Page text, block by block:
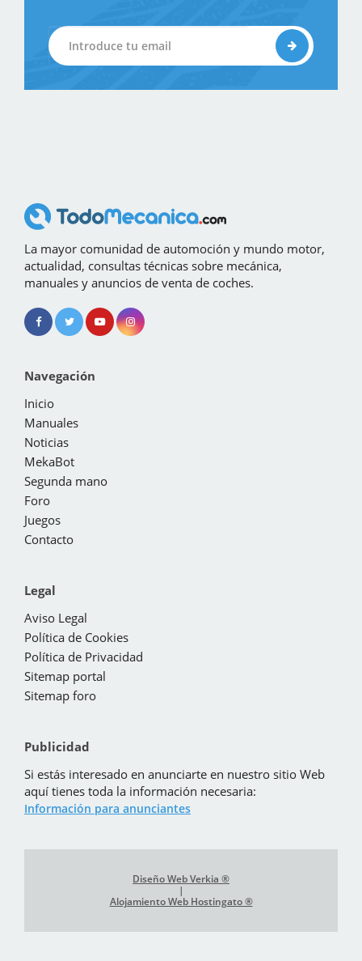
La mayor comunidad de automoción y mundo motor,
actualidad, consultas técnicas sobre mecánica,
manuales y anuncios de venta de coches.
Navegación
Inicio
Manuales
Noticias
MekaBot
Segunda mano
Foro
Juegos
Contacto
Legal
Aviso Legal
Política de Cookies
Política de Privacidad
Sitemap portal
Sitemap foro
Publicidad
Si estás interesado en anunciarte en nuestro sitio Web
aquí tienes toda la información necesaria:
Información para anunciantes
Diseño Web Verkia ®
|
Alojamiento Web Hostingato ®